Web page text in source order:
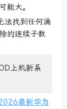
能大。
法找到任何满
的连续子数
上机新系
最新华为